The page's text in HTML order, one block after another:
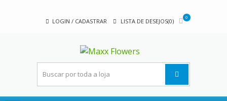
LOGIN / CADASTRAR LISTA DE DESEJOS(0)
0
MAXX